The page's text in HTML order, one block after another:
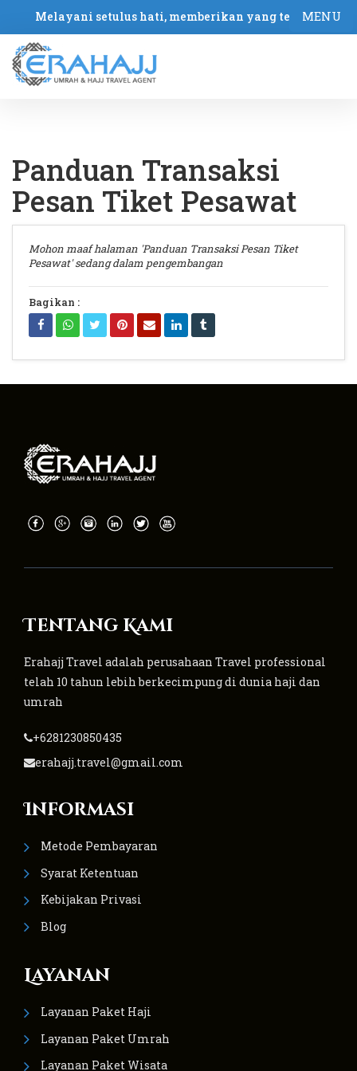
Melayani setulus hati, memberikan yang terbaik
Panduan Transaksi
Pesan Tiket Pesawat
Mohon maaf halaman 'Panduan Transaksi Pesan Tiket
Pesawat' sedang dalam pengembangan
Bagikan :
Tentang Kami
Erahajj Travel adalah perusahaan Travel professional
telah 10 tahun lebih berkecimpung di dunia haji dan
umrah
+6281230850435
erahajj.travel@gmail.com
Informasi
Metode Pembayaran
Syarat Ketentuan
Kebijakan Privasi
Blog
Layanan
Layanan Paket Haji
Layanan Paket Umrah
Layanan Paket Wisata
MENU